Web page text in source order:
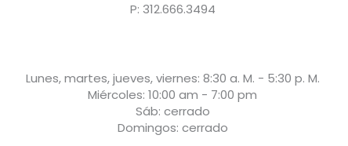
P: 312.666.3494
Lunes, martes, jueves, viernes: 8:30 a. M. - 5:30 p. M.
Miércoles: 10:00 am - 7:00 pm
Sáb: cerrado
Domingos: cerrado